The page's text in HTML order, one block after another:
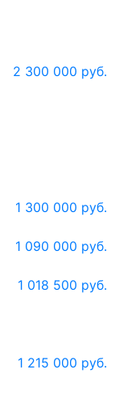
2 300 000 руб.
1 300 000 руб.
1 090 000 руб.
1 018 500 руб.
1 215 000 руб.